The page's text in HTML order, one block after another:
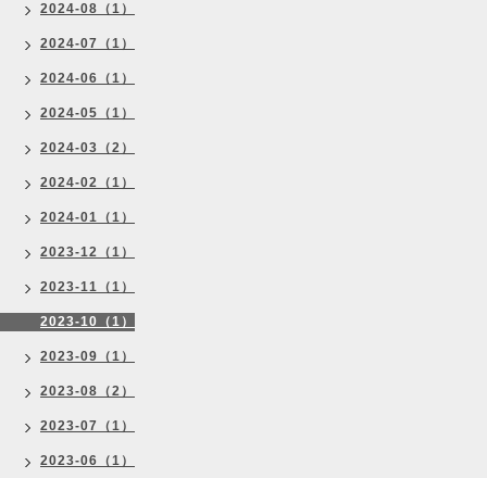
2024-08（1）
2024-07（1）
2024-06（1）
2024-05（1）
2024-03（2）
2024-02（1）
2024-01（1）
2023-12（1）
2023-11（1）
2023-10（1）
2023-09（1）
2023-08（2）
2023-07（1）
2023-06（1）